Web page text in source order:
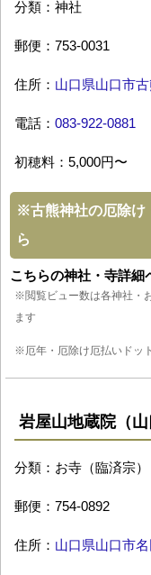
分類：神社
郵便：753-0031
住所： 山口県山口市
電話： 083-922-0881
初穂料：5,000円〜
※古熊神社の厄除け
ら
こちらの神社・寺詳細
※閲覧ビュー数は各神社・
ます
※厄年・厄除け厄払いドッ
岩屋山地蔵院（山
分類：お寺（臨済宗）
郵便：754-0892
住所： 山口県山口市